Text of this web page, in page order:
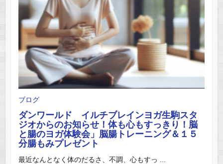
ブログ
ダンワールド イルチブレインヨガ生駒スタ
ジオからのお知らせ！体も心もすっきり！脳
と腸のヨガ体験会」脳腸トレーニング＆１５
分腸もみプレゼント
最近なんとなく体のだるさ、不調、心もすっ ...